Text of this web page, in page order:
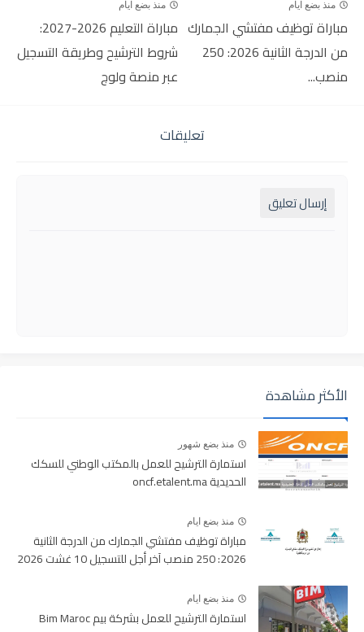
منذ بضع ايام
مباراة توظيف مفتشي الجمارك
من الدرجة الثانية 2026: 250
منصب...
منذ بضع ايام
مباراة التعليم 2026-2027:
شروط الترشيح وطريقة التسجيل
عبر منصة ولوج
تعليقات
إرسال تعليق
الأكثر مشاهدة
منذ بضع شهور
استمارة الترشيح للعمل بالمكتب الوطني للسكك
الحديدية oncf.etalent.ma
منذ بضع ايام
مباراة توظيف مفتشي الجمارك من الدرجة الثانية
2026: 250 منصب آخر أجل للتسجيل 10 غشت 2026
منذ بضع ايام
استمارة الترشيح للعمل بشركة بيم Bim Maroc